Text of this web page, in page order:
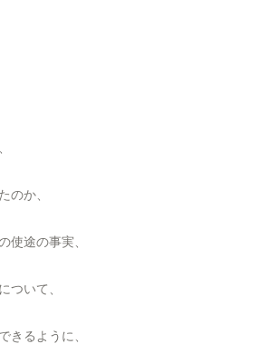
のか、
使途の事実、
ついて、
きるように、